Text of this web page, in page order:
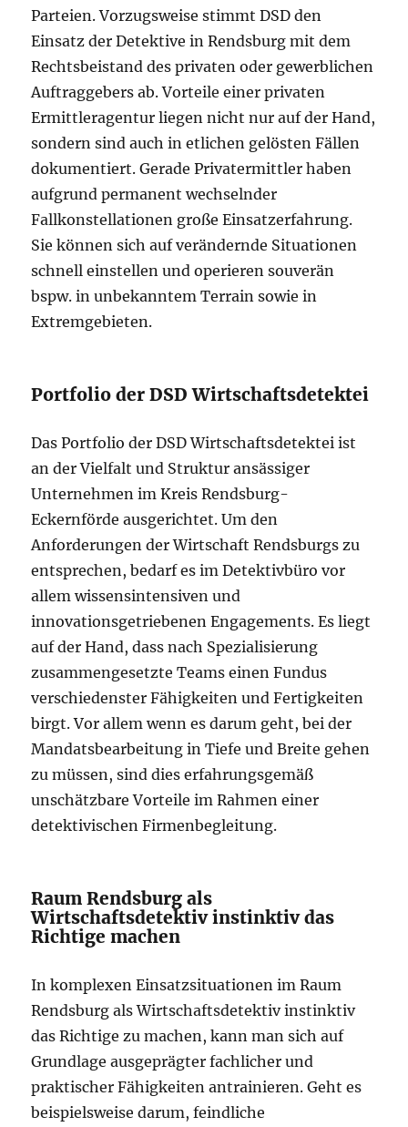
Parteien. Vorzugsweise stimmt DSD den
Einsatz der Detektive in Rendsburg mit dem
Rechtsbeistand des privaten oder gewerblichen
Auftraggebers ab. Vorteile einer privaten
Ermittleragentur liegen nicht nur auf der Hand,
sondern sind auch in etlichen gelösten Fällen
dokumentiert. Gerade Privatermittler haben
aufgrund permanent wechselnder
Fallkonstellationen große Einsatzerfahrung.
Sie können sich auf verändernde Situationen
schnell einstellen und operieren souverän
bspw. in unbekanntem Terrain sowie in
Extremgebieten.
Portfolio der DSD Wirtschaftsdetektei
Das Portfolio der DSD Wirtschaftsdetektei ist
an der Vielfalt und Struktur ansässiger
Unternehmen im Kreis Rendsburg-
Eckernförde ausgerichtet. Um den
Anforderungen der Wirtschaft Rendsburgs zu
entsprechen, bedarf es im Detektivbüro vor
allem wissensintensiven und
innovationsgetriebenen Engagements. Es liegt
auf der Hand, dass nach Spezialisierung
zusammengesetzte Teams einen Fundus
verschiedenster Fähigkeiten und Fertigkeiten
birgt. Vor allem wenn es darum geht, bei der
Mandatsbearbeitung in Tiefe und Breite gehen
zu müssen, sind dies erfahrungsgemäß
unschätzbare Vorteile im Rahmen einer
detektivischen Firmenbegleitung.
Raum Rendsburg als
Wirtschaftsdetektiv instinktiv das
Richtige machen
In komplexen Einsatzsituationen im Raum
Rendsburg als Wirtschaftsdetektiv instinktiv
das Richtige zu machen, kann man sich auf
Grundlage ausgeprägter fachlicher und
praktischer Fähigkeiten antrainieren. Geht es
beispielsweise darum, feindliche